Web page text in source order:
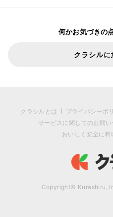
何かお気づきの
クラシルに
クラシルとは プライバシーポ
サービスに関してのお問い
おいしく安全に
Copyright© Kurashiru,